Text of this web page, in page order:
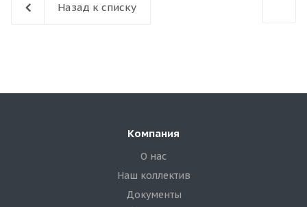
Назад к списку
Компания
О нас
Наш коллектив
Документы